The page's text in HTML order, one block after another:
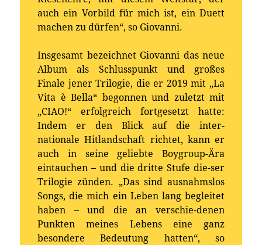
auch ein Vorbild für mich ist, ein Duett
machen zu dürfen“, so Giovanni.
Insgesamt bezeichnet Giovanni das neue
Album als Schlusspunkt und großes
Finale jener Trilogie, die er 2019 mit „La
Vita è Bella“ begonnen und zuletzt mit
„CIAO!“ erfolgreich fortgesetzt hatte:
Indem er den Blick auf die inter-
nationale Hitlandschaft richtet, kann er
auch in seine geliebte Boygroup-Ära
eintauchen – und die dritte Stufe die-ser
Trilogie zünden. „Das sind ausnahmslos
Songs, die mich ein Leben lang begleitet
haben – und die an verschie-denen
Punkten meines Lebens eine ganz
besondere Bedeutung hatten“, so